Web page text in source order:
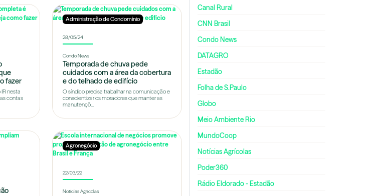
fazer
nesta
contas
Administração de Condomínio
28/05/24
Condo News
Temporada de chuva pede
cuidados com a área da cobertura
e do telhado de edifício
O síndico precisa trabalhar na comunicação e
conscientizar os moradores que manter as
manutençõ...
Agronegócio
22/03/22
Notícias Agrícolas
Canal Rural
CNN Brasil
Condo News
DATAGRO
Estadão
Folha de S.Paulo
Globo
Meio Ambiente Rio
MundoCoop
Notícias Agrícolas
Poder360
Rádio Eldorado - Estadão